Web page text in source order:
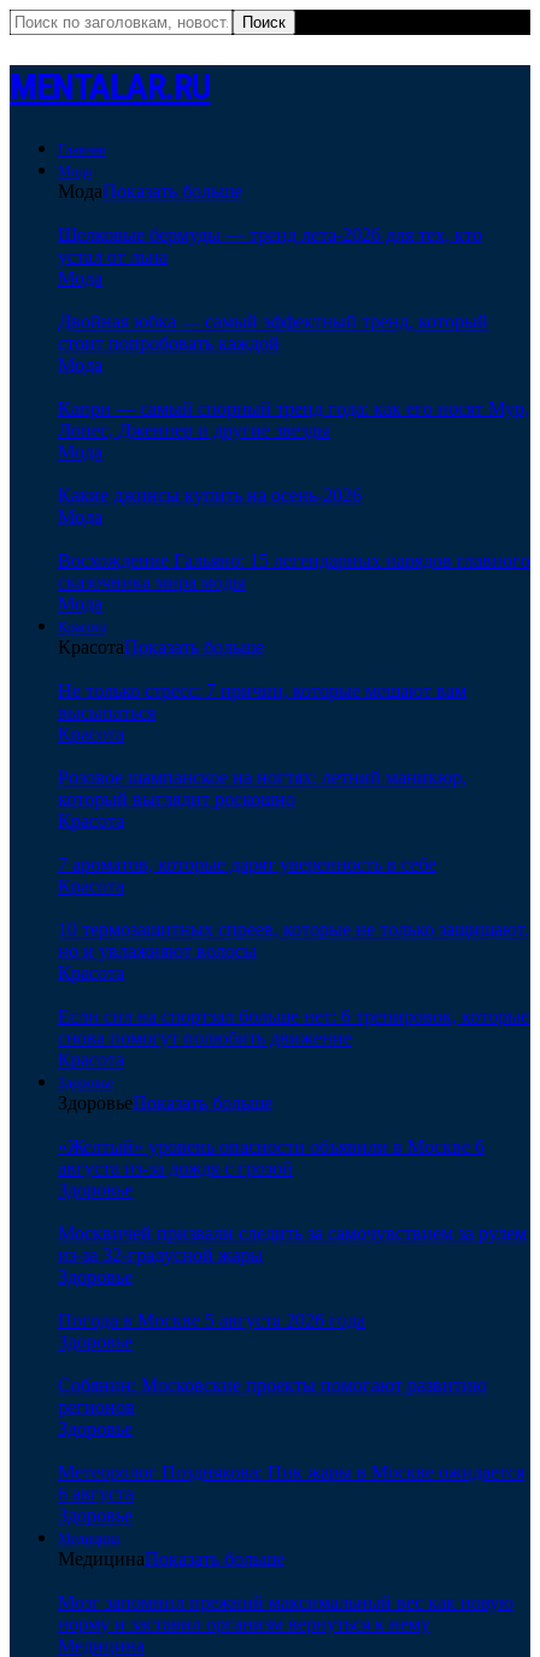
MENTALAR.RU
Главная
Мода
МодаПоказать больше
Шелковые бермуды — тренд лета-2026 для тех, кто
устал от льна
Мода
Двойная юбка — самый эффектный тренд, который
стоит попробовать каждой
Мода
Капри — самый спорный тренд года: как его носят Мур,
Лопес, Дженнер и другие звезды
Мода
Какие джинсы купить на осень-2026
Мода
Восхождение Гальяно: 15 легендарных нарядов главного
сказочника мира моды
Мода
Красота
КрасотаПоказать больше
Не только стресс: 7 причин, которые мешают вам
высыпаться
Красота
Розовое шампанское на ногтях: летний маникюр,
который выглядит роскошно
Красота
7 ароматов, которые дарят уверенность в себе
Красота
10 термозащитных спреев, которые не только защищают,
но и увлажняют волосы
Красота
Если сил на спортзал больше нет: 6 тренировок, которые
снова помогут полюбить движение
Красота
Здоровье
ЗдоровьеПоказать больше
«Желтый» уровень опасности объявили в Москве 6
августа из-за дождя с грозой
Здоровье
Москвичей призвали следить за самочувствием за рулем
из-за 32-градусной жары
Здоровье
Погода в Москве 5 августа 2026 года
Здоровье
Собянин: Московские проекты помогают развитию
регионов
Здоровье
Метеоролог Позднякова: Пик жары в Москве ожидается
6 августа
Здоровье
Медицина
МедицинаПоказать больше
Мозг запомнил прежний максимальный вес как новую
норму и заставил организм вернуться к нему
Медицина